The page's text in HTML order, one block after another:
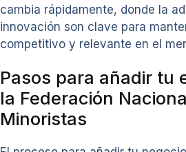
cambia rápidamente, donde la
innovación son clave para
competitivo y relevante en el
Pasos para añadir tu
la Federación
Minoristas